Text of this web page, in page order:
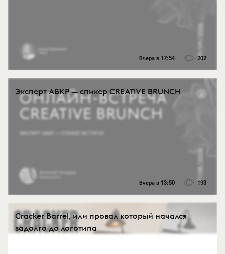
Вчера в 17:54 202
Эксперт АБКР — спикер CREATIVE BRUNCH
Вчера в 13:50 193
Cracker Barrel, или провал который начался
задолго до логотипа